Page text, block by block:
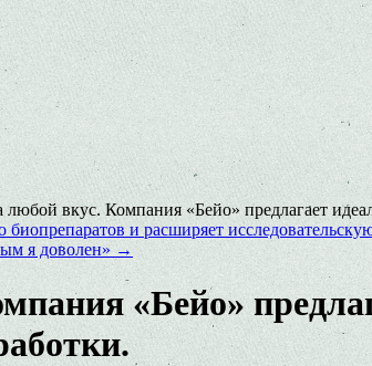
любой вкус. Компания «Бейо» предлагает
и расширяет
я доволен»→
«Бейо»